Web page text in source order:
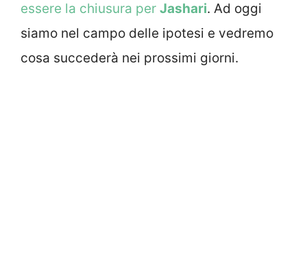
essere la chiusura per Jashari. Ad oggi
siamo nel campo delle ipotesi e vedremo
cosa succederà nei prossimi giorni.